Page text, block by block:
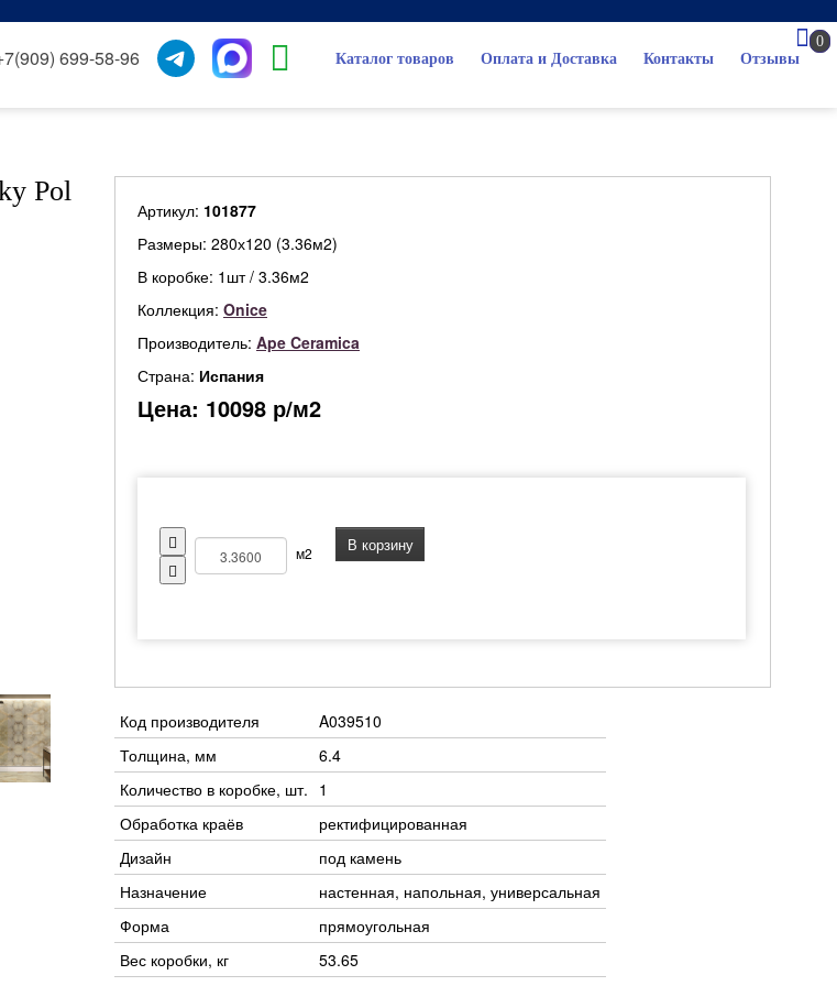
699-58-96 Каталог товаров Оплата и Доставка Контакты Отзывы
0
Pol
Артикул: 101877
Размеры: 280х120 (3.36м2)
В коробке: 1шт / 3.36м2
Коллекция: Onice
Производитель: Ape Ceramica
Страна: Испания
Цена: 10098 р/м2
м2 В корзину
Код производителя
A039510
Толщина, мм
6.4
Количество в коробке, шт. 1
Обработка краёв
ректифицированная
Дизайн
под камень
Назначение
настенная, напольная, универсальная
Форма
прямоугольная
Вес коробки, кг
53.65